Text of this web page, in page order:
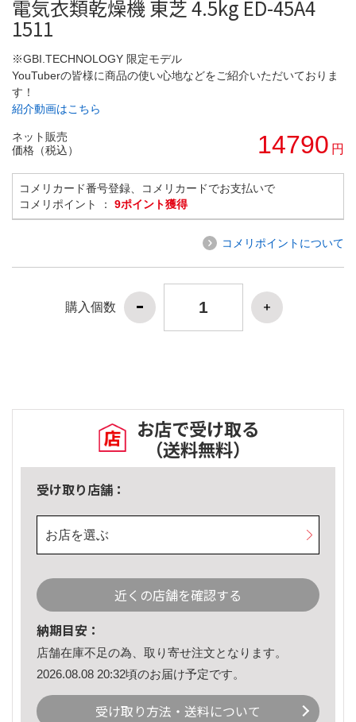
電気衣類乾燥機 東芝 4.5kg ED-45A4
1511
※GBI.TECHNOLOGY 限定モデル
YouTuberの皆様に商品の使い心地などをご紹介いただいておりま
す！
紹介動画はこちら
ネット販売
価格（税込）
14790 円
コメリカード番号登録、コメリカードでお支払いで
コメリポイント ： 9ポイント獲得
コメリポイントについて
購入個数
お店で受け取る
（送料無料）
受け取り店舗：
お店を選ぶ
近くの店舗を確認する
納期目安：
店舗在庫不足の為、取り寄せ注文となります。
2026.08.08 20:32頃のお届け予定です。
受け取り方法・送料について